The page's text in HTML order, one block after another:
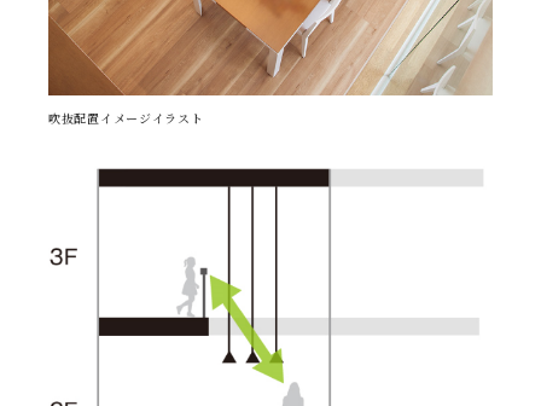
吹抜配置イメージイラスト